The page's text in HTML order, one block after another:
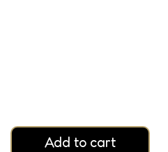
Add to cart